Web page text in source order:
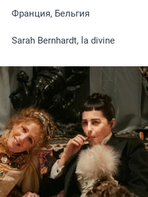
Франция, Бельгия
Sarah Bernhardt, la divine